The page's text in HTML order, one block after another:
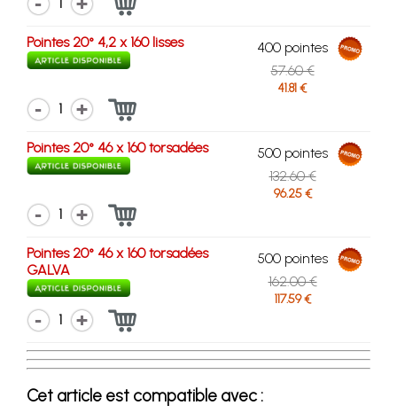
Pointes 20° 4,2 x 160 lisses
400 pointes
57.60 €
41.81 €
1
Pointes 20° 46 x 160 torsadées
500 pointes
132.60 €
96.25 €
1
Pointes 20° 46 x 160 torsadées
GALVA
500 pointes
162.00 €
117.59 €
1
Cet article est compatible avec :